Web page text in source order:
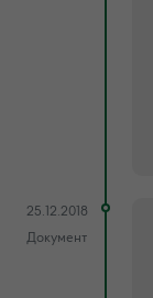
25.12.2018
Документ